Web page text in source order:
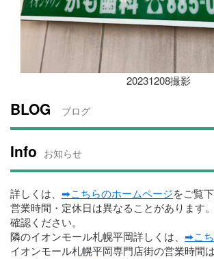
20231208撮影
BLOG ブログ
Info お知らせ
詳しくは、 ➡こちらのホームページをご覧下
営業時間・定休日は異なることがあります
確認ください。
隣のイオンモール札幌平岡詳しくは、 ➡こ
イオンモール札幌平岡専門店街の営業時間